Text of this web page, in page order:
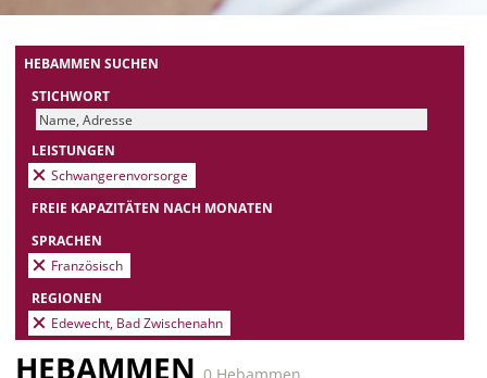
HEBAMMEN SUCHEN
STICHWORT
LEISTUNGEN
Schwangerenvorsorge
FREIE KAPAZITÄTEN NACH MONATEN
SPRACHEN
Französisch
REGIONEN
Edewecht, Bad Zwischenahn
HEBAMMEN